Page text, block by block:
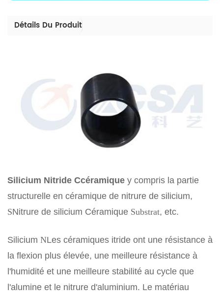
Détails Du Produit
Silicium Nitride Ccéramique y compris la partie
structurelle en céramique de nitrure de silicium,
SNitrure de silicium Céramique Substrat, etc.
Silicium NLes céramiques itride ont une résistance à
la flexion plus élevée, une meilleure résistance à
l'humidité et une meilleure stabilité au cycle que
l'alumine et le nitrure d'aluminium. Le matériau